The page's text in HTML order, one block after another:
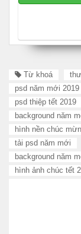
Từ khoá
psd năm mới 2019
psd thiệp tết 2019
background năm
hình nền chúc
tải psd năm mới
background năm
hình ảnh chúc tết